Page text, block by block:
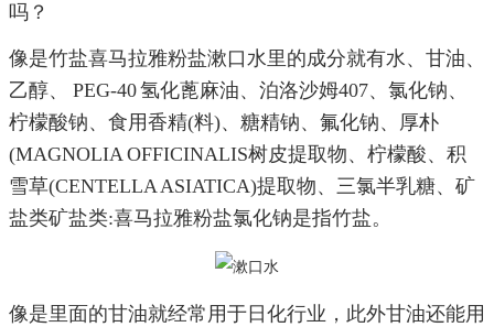
吗？
像是竹盐喜马拉雅粉盐漱口水里的成分就有水、甘油、
乙醇、 PEG-40 氢化蓖麻油、泊洛沙姆407、氯化钠、
柠檬酸钠、食用香精(料)、糖精钠、氟化钠、厚朴
(MAGNOLIA OFFICINALIS树皮提取物、柠檬酸、积
雪草(CENTELLA ASIATICA)提取物、三氯半乳糖、矿
盐类矿盐类:喜马拉雅粉盐氯化钠是指竹盐。
像是里面的甘油就经常用于日化行业，此外甘油还能用